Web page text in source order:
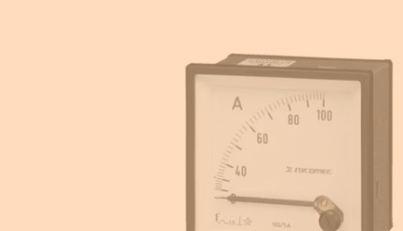
Equipement pour armoire électrique
Transformateur de courant